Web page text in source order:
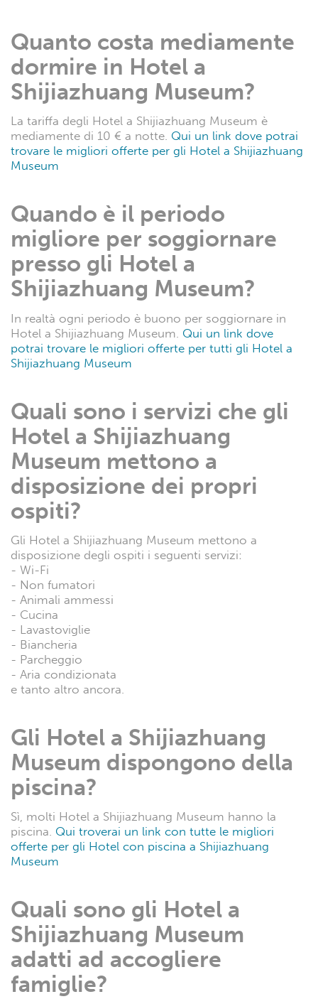
Quanto costa mediamente
dormire in Hotel a
Shijiazhuang Museum?
La tariffa degli Hotel a Shijiazhuang Museum è
mediamente di 10 € a notte. Qui un link dove potrai
trovare le migliori offerte per gli Hotel a Shijiazhuang
Museum
Quando è il periodo
migliore per soggiornare
presso gli Hotel a
Shijiazhuang Museum?
In realtà ogni periodo è buono per soggiornare in
Hotel a Shijiazhuang Museum. Qui un link dove
potrai trovare le migliori offerte per tutti gli Hotel a
Shijiazhuang Museum
Quali sono i servizi che gli
Hotel a Shijiazhuang
Museum mettono a
disposizione dei propri
ospiti?
Gli Hotel a Shijiazhuang Museum mettono a
disposizione degli ospiti i seguenti servizi:
- Wi-Fi
- Non fumatori
- Animali ammessi
- Cucina
- Lavastoviglie
- Biancheria
- Parcheggio
- Aria condizionata
e tanto altro ancora.
Gli Hotel a Shijiazhuang
Museum dispongono della
piscina?
Sì, molti Hotel a Shijiazhuang Museum hanno la
piscina. Qui troverai un link con tutte le migliori
offerte per gli Hotel con piscina a Shijiazhuang
Museum
Quali sono gli Hotel a
Shijiazhuang Museum
adatti ad accogliere
famiglie?